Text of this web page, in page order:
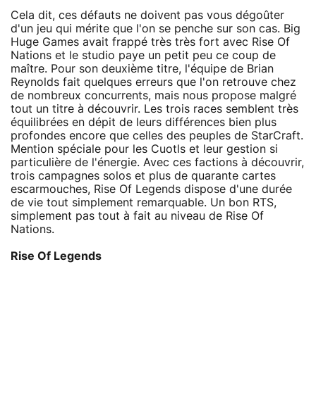
Cela dit, ces défauts ne doivent pas vous dégoûter
d'un jeu qui mérite que l'on se penche sur son cas. Big
Huge Games avait frappé très très fort avec Rise Of
Nations et le studio paye un petit peu ce coup de
maître. Pour son deuxième titre, l'équipe de Brian
Reynolds fait quelques erreurs que l'on retrouve chez
de nombreux concurrents, mais nous propose malgré
tout un titre à découvrir. Les trois races semblent très
équilibrées en dépit de leurs différences bien plus
profondes encore que celles des peuples de StarCraft.
Mention spéciale pour les Cuotls et leur gestion si
particulière de l'énergie. Avec ces factions à découvrir,
trois campagnes solos et plus de quarante cartes
escarmouches, Rise Of Legends dispose d'une durée
de vie tout simplement remarquable. Un bon RTS,
simplement pas tout à fait au niveau de Rise Of
Nations.
Rise Of Legends